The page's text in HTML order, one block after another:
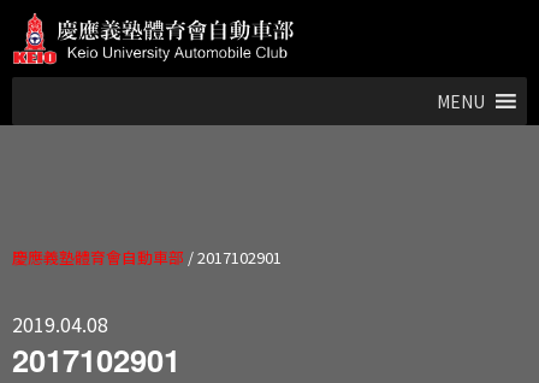
MENU
慶應義塾體育會自動車部 /2017102901
2019.04.08
2017102901